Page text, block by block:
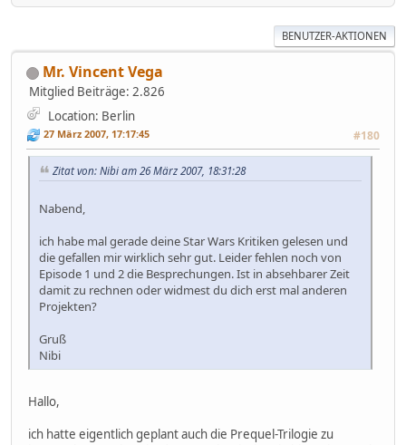
BENUTZER-AKTIONEN
Mr. Vincent Vega
Mitglied Beiträge: 2.826
Location: Berlin
27 März 2007, 17:17:45 #180
Zitat von: Nibi am 26 März 2007, 18:31:28
Nabend,
ich habe mal gerade deine Star Wars Kritiken gelesen und
die gefallen mir wirklich sehr gut. Leider fehlen noch von
Episode 1 und 2 die Besprechungen. Ist in absehbarer Zeit
damit zu rechnen oder widmest du dich erst mal anderen
Projekten?
Gruß
Nibi
Hallo,
ich hatte eigentlich geplant auch die Prequel-Trilogie zu